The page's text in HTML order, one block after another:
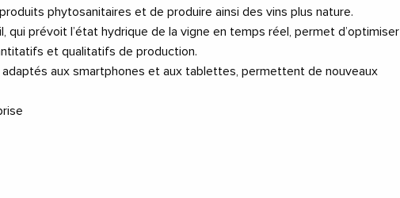
phytosanitaires et de produire ainsi des vins plus nature.
qui prévoit l’état hydrique de la vigne en temps réel, permet d’optimiser
et qualitatifs de production.
aux smartphones et aux tablettes, permettent de nouveaux